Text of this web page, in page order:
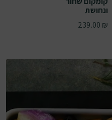
ונחושת
239.00 ₪